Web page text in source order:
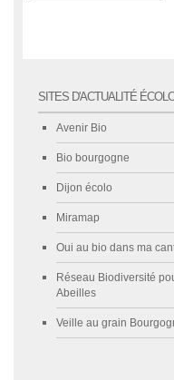
SITES D'ACTUALITÉ
Avenir Bio
Bio bourgogne
Dijon écolo
Miramap
Oui au bio dans ma
Réseau Biodiversité
Abeilles
Veille au grain